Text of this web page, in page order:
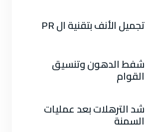
تجميل الأنف بتقنية ال PR
شفط الدهون وتنسيق
القوام
شد الترهلات بعد عمليات
السمنة